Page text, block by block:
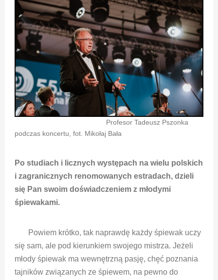
Profesor Tadeusz Pszonka
podczas koncertu, fot. Mikołaj Bała
Po studiach i licznych występach na wielu polskich
i zagranicznych renomowanych estradach, dzieli
się Pan swoim doświadczeniem z młodymi
śpiewakami.
Powiem krótko, tak naprawdę każdy śpiewak uczy
się sam, ale pod kierunkiem swojego mistrza. Jeżeli
młody śpiewak ma wewnętrzną pasję, chęć poznania
tajników związanych ze śpiewem, na pewno do